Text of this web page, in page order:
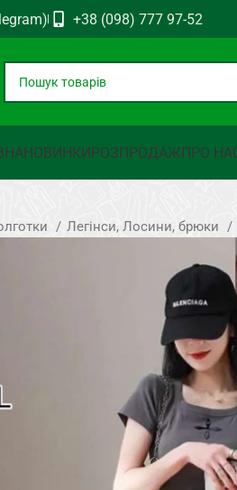
+38 (098) 777 97-52
НОВИНКИРОЗПРОДАЖПРО
Легінси, Лосини, брюки